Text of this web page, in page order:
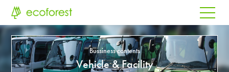
Bussiness contents
Vehicle & Facility